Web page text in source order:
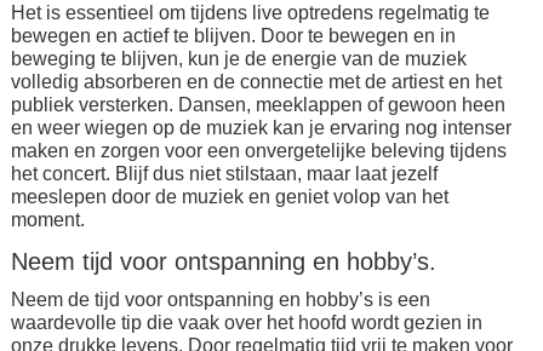
Het is essentieel om tijdens live optredens regelmatig te
bewegen en actief te blijven. Door te bewegen en in
beweging te blijven, kun je de energie van de muziek
volledig absorberen en de connectie met de artiest en het
publiek versterken. Dansen, meeklappen of gewoon heen
en weer wiegen op de muziek kan je ervaring nog intenser
maken en zorgen voor een onvergetelijke beleving tijdens
het concert. Blijf dus niet stilstaan, maar laat jezelf
meeslepen door de muziek en geniet volop van het
moment.
Neem tijd voor ontspanning en hobby’s.
Neem de tijd voor ontspanning en hobby’s is een
waardevolle tip die vaak over het hoofd wordt gezien in
onze drukke levens. Door regelmatig tijd vrij te maken voor